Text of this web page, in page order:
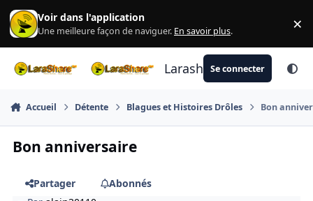
Aller au contenu
Voir dans l'application
Une meilleure façon de naviguer. En savoir plus. ×
LarashareSe connecter
Accueil Détente Blagues et Histoires Drôles Bon
Bon anniversaire
Partager
Abonnés